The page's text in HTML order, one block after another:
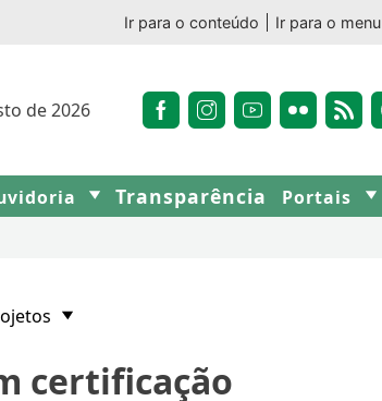
Ir para o conteúdo Ir para o menu
de 2026
Transparência Portais
certificação